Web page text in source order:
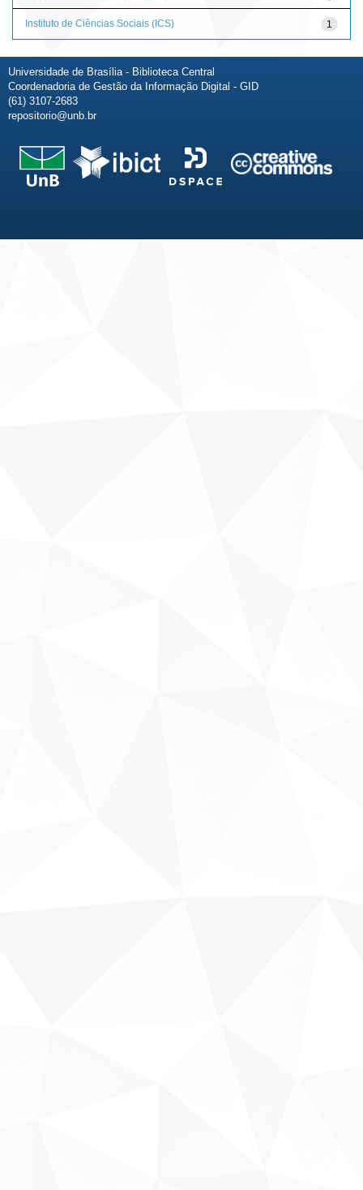
1
Instituto de Ciências Sociais (ICS)
Universidade de Brasília - Biblioteca Central
Coordenadoria de Gestão da Informação Digital - GID
(61) 3107-2683
repositorio@unb.br